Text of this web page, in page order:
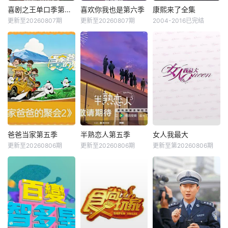
喜剧之王单口季第三季
更新至20260807期
喜欢你我也是第六季
更新至20260807期
康熙来了全集
2004-2016已完结
爸爸当家第五季
更新至20260806期
半熟恋人第五季
更新至20260806期
女人我最大
更新至第20260806期